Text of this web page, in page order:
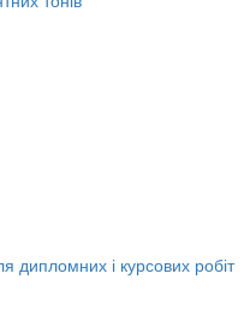
дипломних і курсових робіт